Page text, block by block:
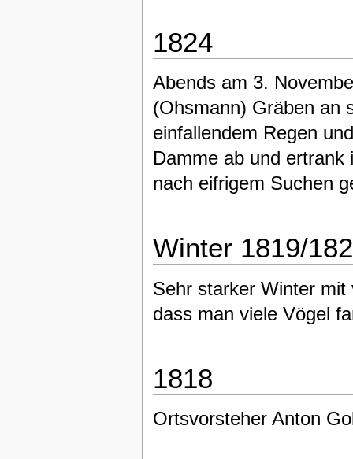
1824
Abends am 3.
(Ohsmann) Gräben an
einfallendem Regen
Damme ab und
nach eifrigem Suchen
Winter 1819/
Sehr starker Winter
dass man viele Vögel
1818
Ortsvorsteher Anton